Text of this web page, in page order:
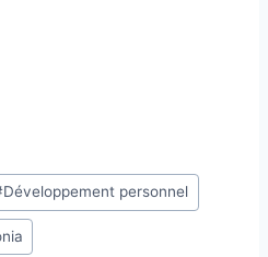
Développement personnel